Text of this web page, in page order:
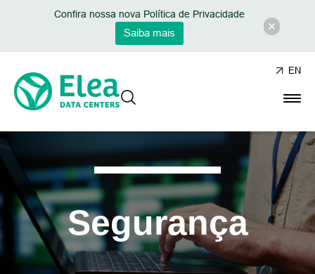
Confira nossa nova Política de Privacidade
Saiba mais
EN
Segurança